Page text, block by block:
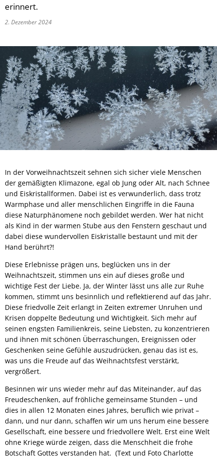
erinnert.
2. Dezember 2024
In der Vorweihnachtszeit sehnen sich sicher viele Menschen
der gemäßigten Klimazone, egal ob Jung oder Alt, nach Schnee
und Eiskristallformen. Dabei ist es verwunderlich, dass trotz
Warmphase und aller menschlichen Eingriffe in die Fauna
diese Naturphänomene noch gebildet werden. Wer hat nicht
als Kind in der warmen Stube aus den Fenstern geschaut und
dabei diese wundervollen Eiskristalle bestaunt und mit der
Hand berührt?!
Diese Erlebnisse prägen uns, beglücken uns in der
Weihnachtszeit, stimmen uns ein auf dieses große und
wichtige Fest der Liebe. Ja, der Winter lässt uns alle zur Ruhe
kommen, stimmt uns besinnlich und reflektierend auf das Jahr.
Diese friedvolle Zeit erlangt in Zeiten extremer Unruhen und
Krisen doppelte Bedeutung und Wichtigkeit. Sich mehr auf
seinen engsten Familienkreis, seine Liebsten, zu konzentrieren
und ihnen mit schönen Überraschungen, Ereignissen oder
Geschenken seine Gefühle auszudrücken, genau das ist es,
was uns die Freude auf das Weihnachtsfest verstärkt,
vergrößert.
Besinnen wir uns wieder mehr auf das Miteinander, auf das
Freudeschenken, auf fröhliche gemeinsame Stunden – und
dies in allen 12 Monaten eines Jahres, beruflich wie privat –
dann, und nur dann, schaffen wir um uns herum eine bessere
Gesellschaft, eine bessere und friedvollere Welt. Erst eine Welt
ohne Kriege würde zeigen, dass die Menschheit die frohe
Botschaft Gottes verstanden hat. (Text und Foto Charlotte